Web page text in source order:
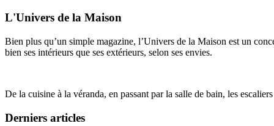
L'Univers de la Maison
Bien plus qu’un simple magazine, l’Univers de la Maison est un
bien ses intérieurs que ses extérieurs, selon ses envies.
De la cuisine à la véranda, en passant par la salle de bain, les
Derniers articles